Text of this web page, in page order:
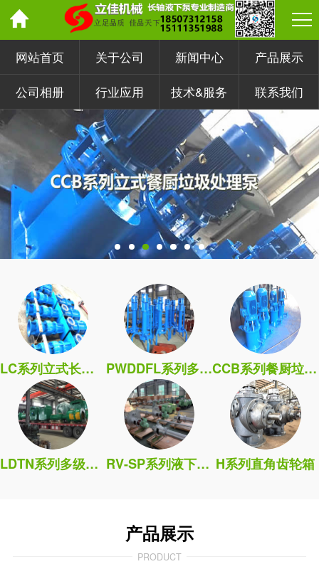
网站首页 关于公司 新闻中心 产品展示
公司相册 行业应用 技术&服务 联系我们
LC系列立式长轴泵 PWDDFL系列多吸头排污泵 CCB系列餐厨垃圾处理泵
LDTN系列多级筒袋式凝泵 RV-SP系列液下污水泵 H系列直角齿轮箱
产品展示
PRODUCT